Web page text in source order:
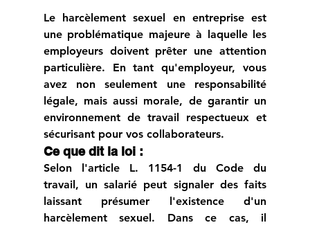
Le harcèlement sexuel en entreprise est
une problématique majeure à laquelle les
employeurs doivent prêter une attention
particulière. En tant qu'employeur, vous
avez non seulement une responsabilité
légale, mais aussi morale, de garantir un
environnement de travail respectueux et
sécurisant pour vos collaborateurs.
Ce que dit la loi :
Selon l'article L. 1154-1 du Code du
travail, un salarié peut signaler des faits
laissant présumer l'existence d'un
harcèlement sexuel. Dans ce cas, il